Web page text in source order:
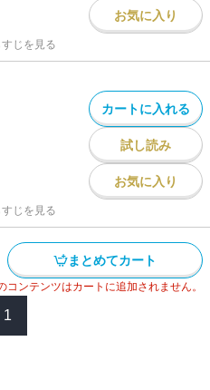
お気に入り
じを見る
カートに入れる
試し読み
お気に入り
じを見る
まとめてカート
ンテンツはカートに追加されません。
1